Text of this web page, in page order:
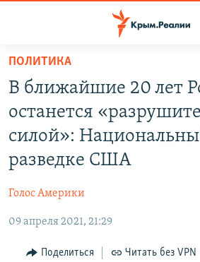
Вернуться
основному
содержанию
Вернутся
главной
Вернутся
НОВОСТИ
ГРУЗ 200
КАРТА ВОЕННЫХ ОБЪЕКТОВ КРЫМА
ИНТЕРАКТИВ
ИНФОГРАФИКА
ТЕЛЕПРОЕКТ КРЫМ.РЕАЛИИ
РАДІО СВОБОДА
КАК ОБОЙТИ БЛОКИРОВКУ
ПОЛИТИКА
В ближайшие 20 лет
останется
силой»:
разведке США
Голос Америки
09 апреля 2021, 21:29
Поделиться Читать без VPN